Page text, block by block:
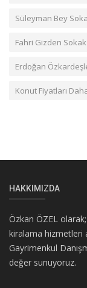
Süleyman Bey
Fahri Gizden
Erdoğan
Konut Fiyatları
HAKKIMIZDA
Özkan ÖZEL
kiralama hizmetleri
Gayrimenkul
değer sunuyoruz.